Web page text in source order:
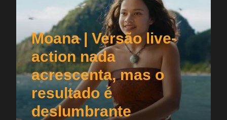
Moana | Versão live-
action nada
acrescenta, mas o
resultado é
deslumbrante